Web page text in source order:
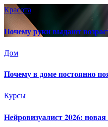
Красота
Почему руки выдают
Дом
Почему в доме постоянно
Курсы
Нейровизуалист 2026: